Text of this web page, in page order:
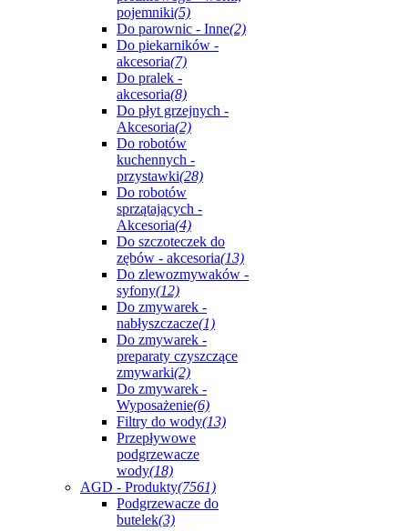
pojemniki(5)
Do parownic - Inne(2)
Do piekarników -
akcesoria(7)
Do pralek -
akcesoria(8)
Do płyt grzejnych -
Akcesoria(2)
Do robotów
kuchennych -
przystawki(28)
Do robotów
sprzątających -
Akcesoria(4)
Do szczoteczek do
zębów - akcesoria(13)
Do zlewozmywaków -
syfony(12)
Do zmywarek -
nabłyszczacze(1)
Do zmywarek -
preparaty czyszczące
zmywarki(2)
Do zmywarek -
Wyposażenie(6)
Filtry do wody(13)
Przepływowe
podgrzewacze
wody(18)
AGD - Produkty(7561)
Podgrzewacze do
butelek(3)